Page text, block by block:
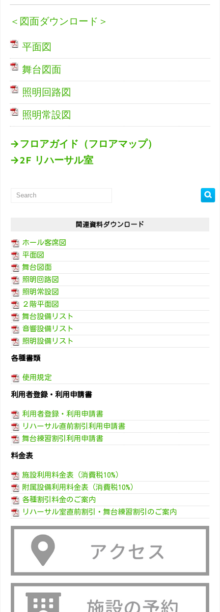
＜図面ダウンロード＞
平面図
舞台図面
照明回路図
照明常設図
→フロアガイド（フロアマップ）
→2F リハーサル室
関連資料ダウンロード
ホール客席図
平面図
舞台図面
照明回路図
照明常設図
２階平面図
舞台設備リスト
音響設備リスト
照明設備リスト
各種書類
使用規定
利用者登録・利用申請書
利用者登録・利用申請書
リハーサル直前割引利用申請書
舞台練習割引利用申請書
料金表
施設利用料金表（消費税10%）
附属設備利用料金表（消費税10%）
各種割引料金のご案内
リハーサル室直前割引・舞台練習割引のご案内